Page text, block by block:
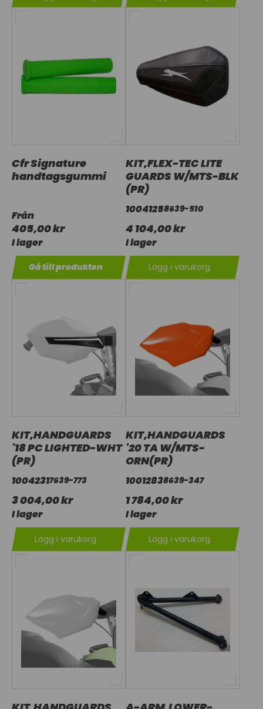
Cfr Signature
handtagsgummi
Från
405,00 kr
I lager
Gå till produkten
KIT,FLEX-TEC LITE
GUARDS W/MTS-BLK
(PR)
10041258639-510
4 104,00 kr
I lager
Lägg i varukorg
KIT,HANDGUARDS
'18 PC LIGHTED-WHT
(PR)
10042317639-773
3 004,00 kr
I lager
Lägg i varukorg
KIT,HANDGUARDS
'20 TA W/MTS-
ORN(PR)
10012838639-347
1 784,00 kr
I lager
Lägg i varukorg